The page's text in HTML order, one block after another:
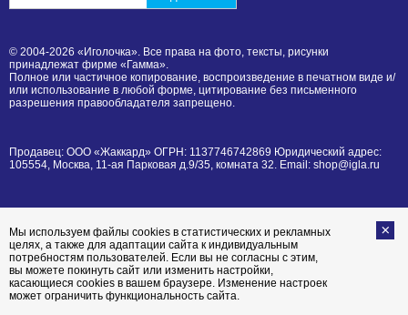
© 2004-2026 «Иголочка». Все права на фото, тексты, рисунки
принадлежат фирме «Гамма».
Полное или частичное копирование, воспроизведение в печатном виде и/
или использование в любой форме, цитирование без письменного
разрешения правообладателя запрещено.
Продавец: ООО «Жаккард» ОГРН: 1137746742869 Юридический адрес:
105554, Москва, 11-ая Парковая д.9/35, комната 32. Email: shop@igla.ru
Мы используем файлы cookies в статистических и рекламных
целях, а также для адаптации сайта к индивидуальным
потребностям пользователей. Если вы не согласны с этим,
вы можете покинуть сайт или изменить настройки,
касающиеся cookies в вашем браузере. Изменение настроек
может ограничить функциональность сайта.